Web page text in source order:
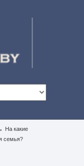
На какие
семья?